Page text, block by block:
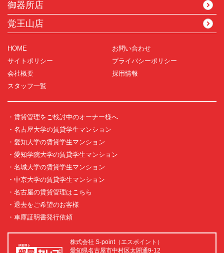
御器所店
覚王山店
HOME
お問い合わせ
サイトポリシー
プライバシーポリシー
会社概要
採用情報
スタッフ一覧
・賃貸管理をご検討中のオーナー様へ
・名古屋大学の賃貸学生マンション
・愛知大学の賃貸学生マンション
・愛知学院大学の賃貸学生マンション
・名城大学の賃貸学生マンション
・中京大学の賃貸学生マンション
・名古屋の賃貸管理はこちら
・退去をご希望のお客様
・車庫証明書発行依頼
株式会社 S-point（エスポイント）
愛知県名古屋市中村区太閤通9-12